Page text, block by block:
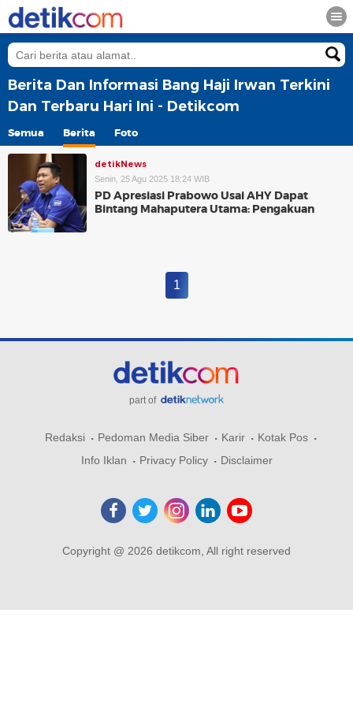
Berita Dan Informasi Bang Haji Irwan Terkini
Dan Terbaru Hari Ini - Detikcom
Semua Berita Foto
detikNews
Senin, 25 Agu 2025 18:24 WIB
PD Apresiasi Prabowo Usai AHY Dapat
Bintang Mahaputera Utama: Pengakuan
1
part of
Redaksi Pedoman Media Siber Karir
Kotak Pos
Info Iklan
Privacy Policy Disclaimer
Copyright @ 2026 detikcom, All right reserved